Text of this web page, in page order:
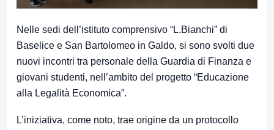
Nelle sedi dell’istituto comprensivo “L.Bianchi” di
Baselice e San Bartolomeo in Galdo, si sono svolti due
nuovi incontri tra personale della Guardia di Finanza e
giovani studenti, nell’ambito del progetto “Educazione
alla Legalità Economica”.
L’iniziativa, come noto, trae origine da un protocollo